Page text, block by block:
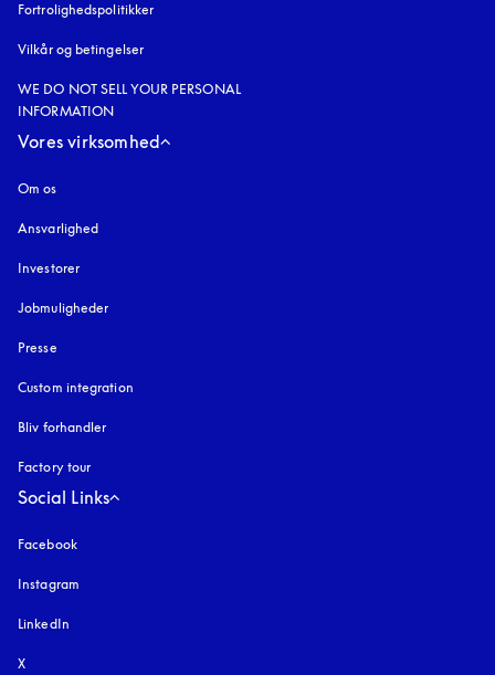
Fortrolighedspolitikker
Vilkår og betingelser
WE DO NOT SELL YOUR PERSONAL
INFORMATION
Vores virksomhed
Om os
Ansvarlighed
Investorer
Jobmuligheder
Presse
Custom integration
Bliv forhandler
Factory tour
Social Links
Facebook
Instagram
LinkedIn
X